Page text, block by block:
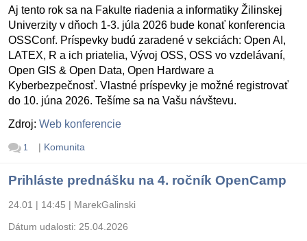
Aj tento rok sa na Fakulte riadenia a informatiky Žilinskej
Univerzity v dňoch 1-3. júla 2026 bude konať konferencia
OSSConf. Príspevky budú zaradené v sekciách: Open AI,
LATEX, R a ich priatelia, Vývoj OSS, OSS vo vzdelávaní,
Open GIS & Open Data, Open Hardware a
Kyberbezpečnosť. Vlastné príspevky je možné registrovať
do 10. júna 2026. Tešíme sa na Vašu návštevu.
Zdroj: Web konferencie
1 | Komunita
Prihláste prednášku na 4. ročník OpenCamp
24.01 | 14:45 | MarekGalinski
Dátum udalosti: 25.04.2026